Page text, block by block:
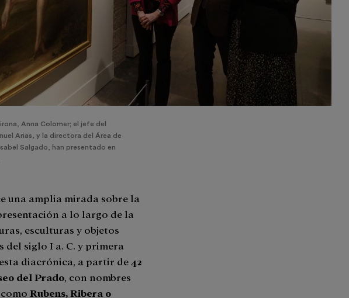
Anna Colomer; el jefe del
Arias, y la directora del Área de
Salgado, han presentado en
una amplia mirada sobre la
a lo largo de la
esculturas y objetos
del siglo I a. C. y primera
diacrónica, a partir de 42
del Prado, con nombres
comoRubens, Ribera o